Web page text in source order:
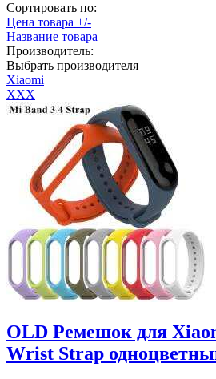
Сортировать по:
Цена товара +/-
Название товара
Производитель:
Выбрать производителя
Xiaomi
XXX
OLD Ремешок для
Wrist Strap